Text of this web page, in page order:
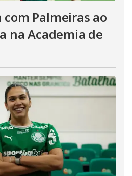
Palmeiras ao
na Academia de